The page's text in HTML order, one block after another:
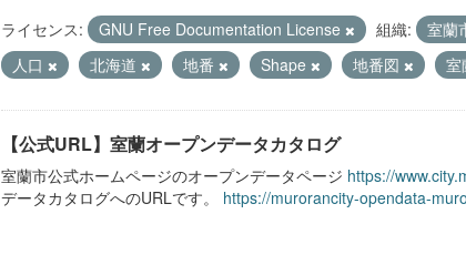
ライセンス: GNU Free Documentation License 組織: 室蘭
人口
北海道 地番 Shape 地番図 室
【公式URL】室蘭オープンデータカタログ
室蘭市公式ホームページのオープンデータページ https://
データカタログへのURLです。 https://murorancity-opendata-